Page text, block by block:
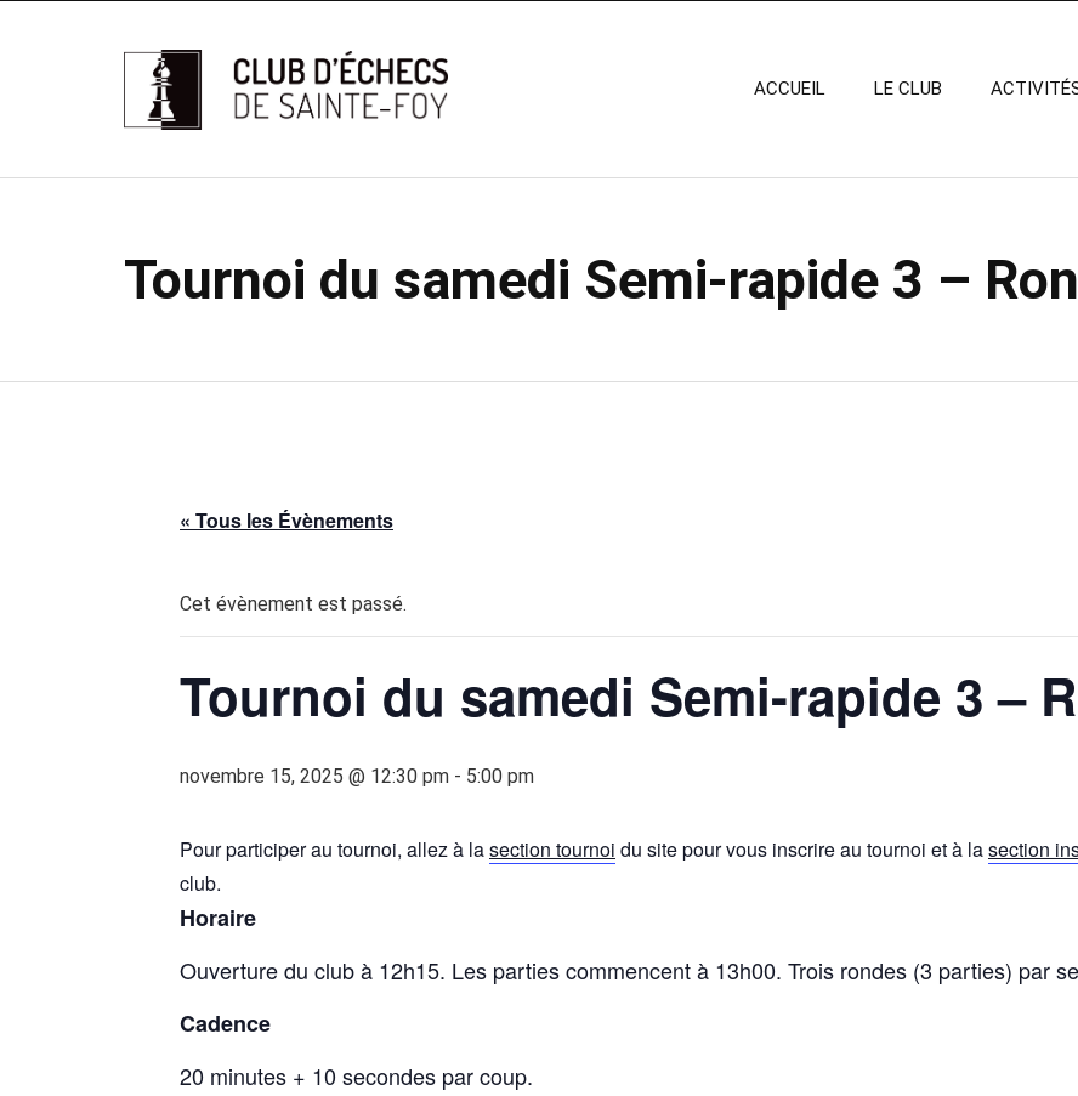
ACCUEIL LE CLUB
Tournoi du samedi Semi-rapide 3 –
« Tous les Évènements
Cet évènement est passé.
Tournoi du samedi Semi-rapide 3 –
novembre 15, 2025 @ 12:30 pm - 5:00 pm
Pour participer au tournoi, allez à lasection tournoi du site pour vous inscrire au tournoi et à lasection
club.
Horaire
Ouverture du club à 12h15. Les parties commencent à 13h00. Trois rondes (3 parties) par
Cadence
20 minutes + 10 secondes par coup.